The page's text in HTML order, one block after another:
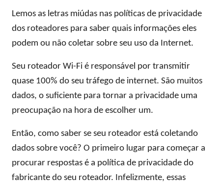
Lemos as letras miúdas nas políticas de privacidade
dos roteadores para saber quais informações eles
podem ou não coletar sobre seu uso da Internet.
Seu roteador Wi-Fi é responsável por transmitir
quase 100% do seu tráfego de internet. São muitos
dados, o suficiente para tornar a privacidade uma
preocupação na hora de escolher um.
Então, como saber se seu roteador está coletando
dados sobre você? O primeiro lugar para começar a
procurar respostas é a política de privacidade do
fabricante do seu roteador. Infelizmente, essas